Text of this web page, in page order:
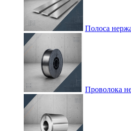
Полоса
Проволока